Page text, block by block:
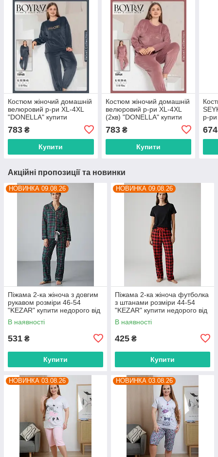
Костюм жіночий домашній
велюровий р-ри XL-4XL
"DONELLA" купити
постачальника
783 ₴
Купити
Костюм жіночий домашній
велюровий р-ри XL-4XL
(2кв) "DONELLA" купити
постачальника
783₴
Купити
р-
674
Акційні пропозиції та новинки
НОВИНКА 09.08.26
Піжама 2-ка жіноча з довгим
рукавом розміри 46-54
"KEZAR" купити недорого від
прямого постачальника
В наявності
531 ₴
Купити
НОВИНКА 09.08.26
Піжама 2-ка жіноча футболка
з штанами розміри 44-54
"KEZAR" купити недорого від
прямого постачальника
В наявності
425 ₴
Купити
НОВИНКА 03.08.26 НОВИНКА 03.08.26